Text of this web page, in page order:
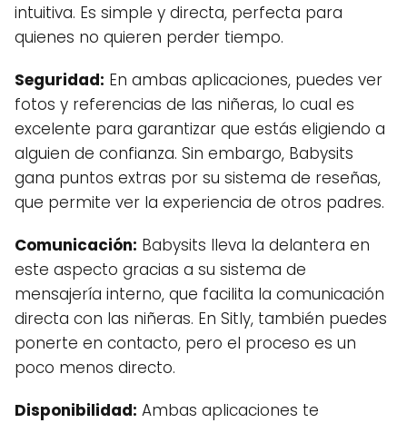
intuitiva. Es simple y directa, perfecta para
quienes no quieren perder tiempo.
Seguridad: En ambas aplicaciones, puedes ver
fotos y referencias de las niñeras, lo cual es
excelente para garantizar que estás eligiendo a
alguien de confianza. Sin embargo, Babysits
gana puntos extras por su sistema de reseñas,
que permite ver la experiencia de otros padres.
Comunicación: Babysits lleva la delantera en
este aspecto gracias a su sistema de
mensajería interno, que facilita la comunicación
directa con las niñeras. En Sitly, también puedes
ponerte en contacto, pero el proceso es un
poco menos directo.
Disponibilidad: Ambas aplicaciones te